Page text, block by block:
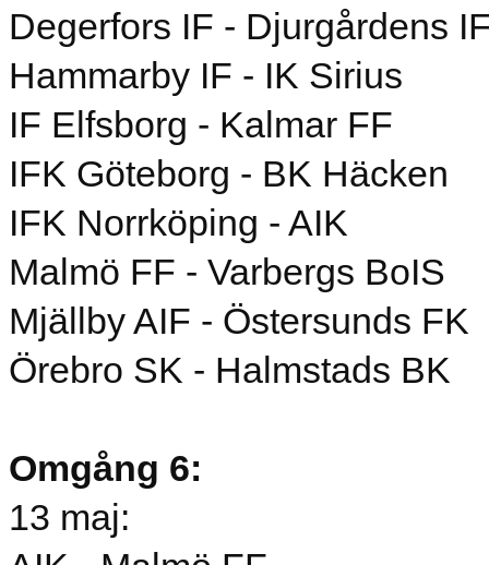
Degerfors IF - Djurgårdens
Hammarby IF - IK Sirius
IF Elfsborg - Kalmar FF
IFK Göteborg - BK Häcken
IFK Norrköping - AIK
Malmö FF - Varbergs BoIS
Mjällby AIF - Östersunds FK
Örebro SK - Halmstads BK
Omgång 6:
13 maj: